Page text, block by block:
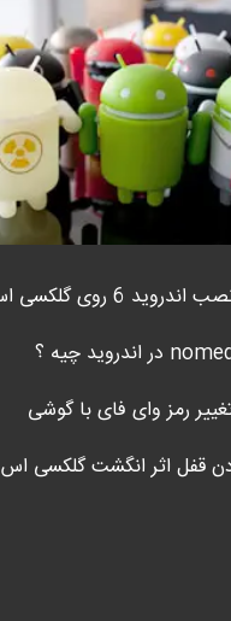
6 روی گلکسی اس 5
رمز وای فای با گوشی
قفل اثر انگشت گلکسی اس 7